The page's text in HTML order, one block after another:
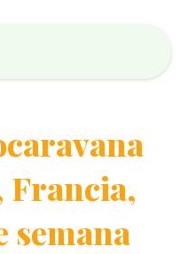
Francia,
semana